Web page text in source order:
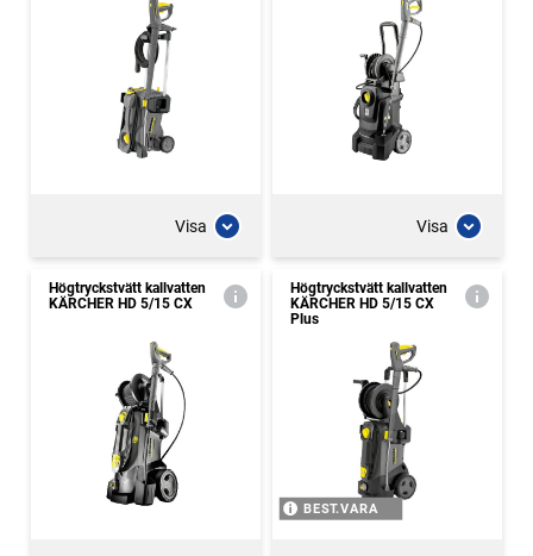
Visa Visa
Högtryckstvätt kallvatten
KÄRCHER HD 5/15 CX
Högtryckstvätt kallvatten
KÄRCHER HD 5/15 CX
Plus
BEST.VARA